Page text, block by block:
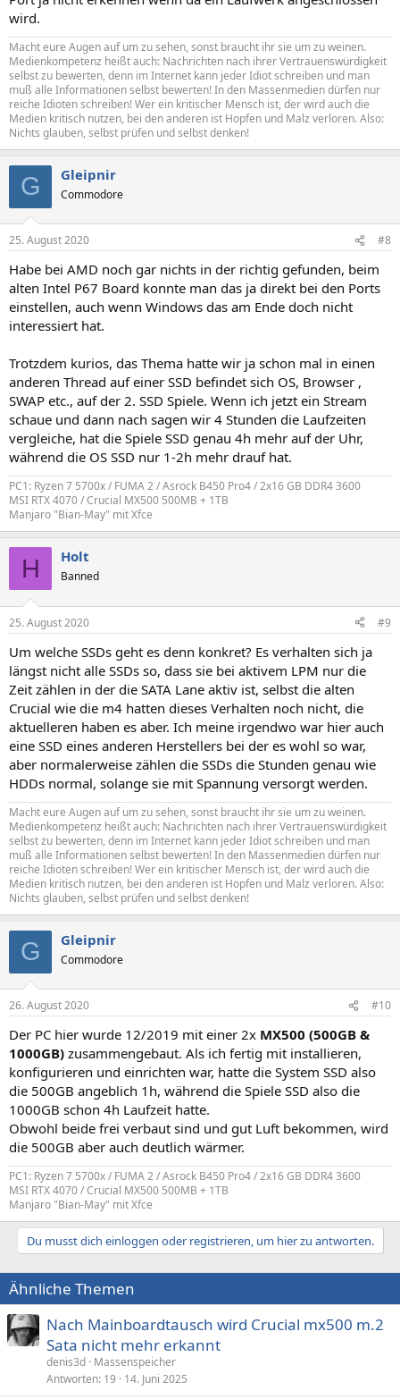
wird.
Macht eure Augen auf um zu sehen, sonst braucht ihr sie um zu weinen.
Medienkompetenz heißt auch: Nachrichten nach ihrer Vertrauenswürdigkeit
selbst zu bewerten, denn im Internet kann jeder Idiot schreiben und man
muß alle Informationen selbst bewerten! In den Massenmedien dürfen nur
reiche Idioten schreiben! Wer ein kritischer Mensch ist, der wird auch die
Medien kritisch nutzen, bei den anderen ist Hopfen und Malz verloren. Also:
Nichts glauben, selbst prüfen und selbst denken!
G Gleipnir
Commodore
25. August 2020 #8
Habe bei AMD noch gar nichts in der richtig gefunden, beim
alten Intel P67 Board konnte man das ja direkt bei den Ports
einstellen, auch wenn Windows das am Ende doch nicht
interessiert hat.
Trotzdem kurios, das Thema hatte wir ja schon mal in einen
anderen Thread auf einer SSD befindet sich OS, Browser ,
SWAP etc., auf der 2. SSD Spiele. Wenn ich jetzt ein Stream
schaue und dann nach sagen wir 4 Stunden die Laufzeiten
vergleiche, hat die Spiele SSD genau 4h mehr auf der Uhr,
während die OS SSD nur 1-2h mehr drauf hat.
PC1: Ryzen 7 5700x / FUMA 2 / Asrock B450 Pro4 / 2x16 GB DDR4 3600
MSI RTX 4070 / Crucial MX500 500MB + 1TB
Manjaro "Bian-May" mit Xfce
H Holt
Banned
25. August 2020 #9
Um welche SSDs geht es denn konkret? Es verhalten sich ja
längst nicht alle SSDs so, dass sie bei aktivem LPM nur die
Zeit zählen in der die SATA Lane aktiv ist, selbst die alten
Crucial wie die m4 hatten dieses Verhalten noch nicht, die
aktuelleren haben es aber. Ich meine irgendwo war hier auch
eine SSD eines anderen Herstellers bei der es wohl so war,
aber normalerweise zählen die SSDs die Stunden genau wie
HDDs normal, solange sie mit Spannung versorgt werden.
Macht eure Augen auf um zu sehen, sonst braucht ihr sie um zu weinen.
Medienkompetenz heißt auch: Nachrichten nach ihrer Vertrauenswürdigkeit
selbst zu bewerten, denn im Internet kann jeder Idiot schreiben und man
muß alle Informationen selbst bewerten! In den Massenmedien dürfen nur
reiche Idioten schreiben! Wer ein kritischer Mensch ist, der wird auch die
Medien kritisch nutzen, bei den anderen ist Hopfen und Malz verloren. Also:
Nichts glauben, selbst prüfen und selbst denken!
G Gleipnir
Commodore
26. August 2020 #10
Der PC hier wurde 12/2019 mit einer 2x MX500 (500GB &
1000GB) zusammengebaut. Als ich fertig mit installieren,
konfigurieren und einrichten war, hatte die System SSD also
die 500GB angeblich 1h, während die Spiele SSD also die
1000GB schon 4h Laufzeit hatte.
Obwohl beide frei verbaut sind und gut Luft bekommen, wird
die 500GB aber auch deutlich wärmer.
PC1: Ryzen 7 5700x / FUMA 2 / Asrock B450 Pro4 / 2x16 GB DDR4 3600
MSI RTX 4070 / Crucial MX500 500MB + 1TB
Manjaro "Bian-May" mit Xfce
Du musst dich einloggen oder registrieren, um hier zu antworten.
Ähnliche Themen
Nach Mainboardtausch wird Crucial mx500 m.2
Sata nicht mehr erkannt
denis3d Massenspeicher
Antworten 19 14. Juni 2025